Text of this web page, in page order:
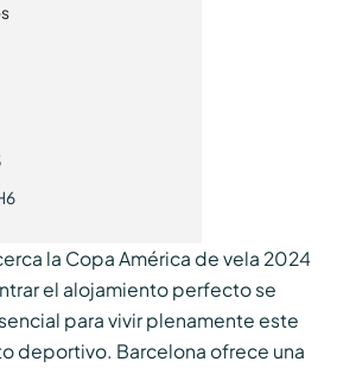
la Copa América de vela 2024
el alojamiento perfecto se
para vivir plenamente este
deportivo. Barcelona ofrece una